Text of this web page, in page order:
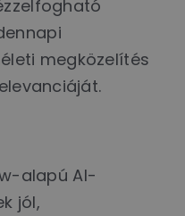
megközelítés
alapú AI-
jól,